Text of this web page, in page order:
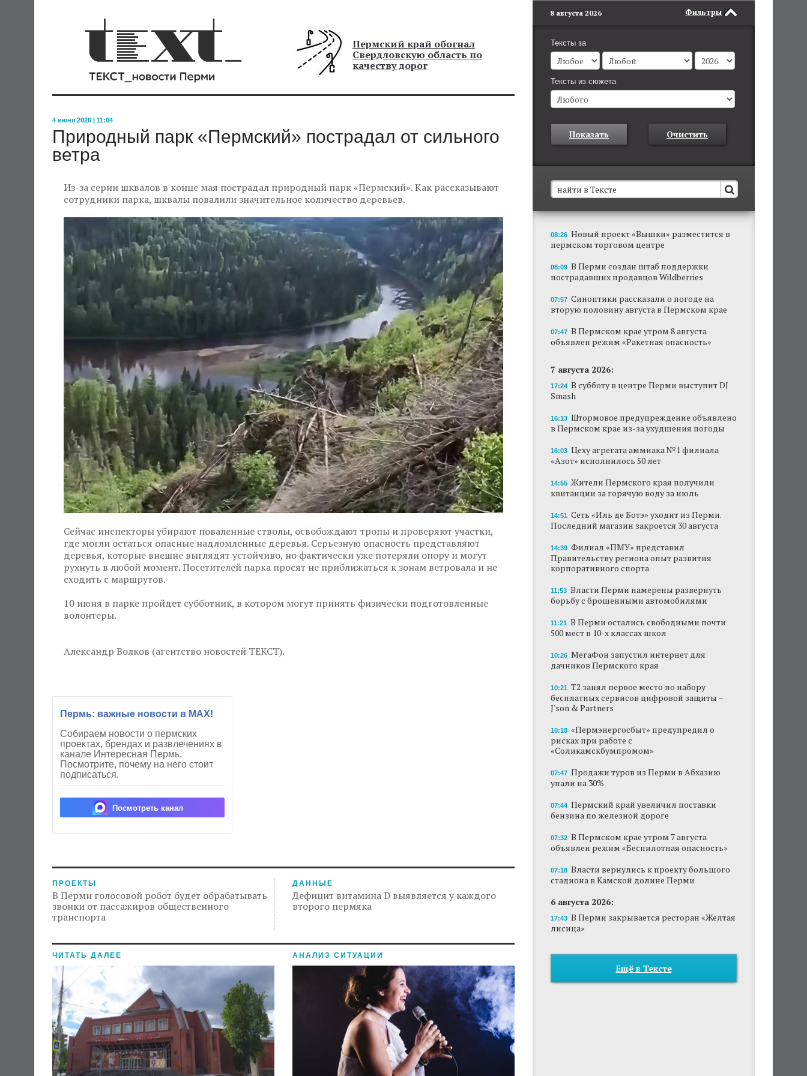
Пермский край обогнал
Свердловскую область по
качеству дорог
4 июня 2026 | 11:04
Природный парк «Пермский» пострадал от сильного
ветра
Из-за серии шквалов в конце мая пострадал природный парк «Пермский». Как рассказывают
сотрудники парка, шквалы повалили значительное количество деревьев.
Сейчас инспекторы убирают поваленные стволы, освобождают тропы и проверяют участки,
где могли остаться опасные надломленные деревья. Серьезную опасность представляют
деревья, которые внешне выглядят устойчиво, но фактически уже потеряли опору и могут
рухнуть в любой момент. Посетителей парка просят не приближаться к зонам ветровала и не
сходить с маршрутов.
10 июня в парке пройдет субботник, в котором могут принять физически подготовленные
волонтеры.
Александр Волков (агентство новостей ТЕКСТ).
Пермь: важные новости в MAX!
Собираем новости о пермских
проектах, брендах и развлечениях в
канале Интересная Пермь.
Посмотрите, почему на него стоит
подписаться.
Посмотреть канал
ПРОЕКТЫ
В Перми голосовой робот будет обрабатывать
звонки от пассажиров общественного
транспорта
ДАННЫЕ
Дефицит витамина D выявляется у каждого
второго пермяка
ЧИТАТЬ ДАЛЕЕ АНАЛИЗ СИТУАЦИИ
Фильтры
8 августа 2026
Тексты за
Тексты из сюжета
Показать Очистить
В Пермском крае установят новые станции
обнаружения беспилотников
Они используются для обнаружения и
отслеживания БПЛА в воздухе.
Новый проект «Вышки» разместится в
пермском торговом центре
пострадавших продавцов Wildberries
Сеть «Иль де Ботэ» уходит из Перми
Власти Перми намерены развернуть борьбу
с брошенными автомобилями
Продажи туров из Перми в Абхазию упали
на 30%
стадиона в Камской долине Перми
08:26 Новый проект «Вышки» разместится в
пермском торговом центре
08:09 В Перми создан штаб поддержки
пострадавших продавцов Wildberries
07:57 Синоптики рассказали о погоде на
вторую половину августа в Пермском крае
07:47 В Пермском крае утром 8 августа
объявлен режим «Ракетная опасность»
7 августа 2026:
17:24 В субботу в центре Перми выступит DJ
Smash
16:13 Штормовое предупреждение объявлено
в Пермском крае из-за ухудшения погоды
16:03 Цеху агрегата аммиака №1 филиала
«Азот» исполнилось 50 лет
14:55 Жители Пермского края получили
квитанции за горячую воду за июль
14:51 Сеть «Иль де Ботэ» уходит из Перми.
Последний магазин закроется 30 августа
14:39 Филиал «ПМУ» представил
Правительству региона опыт развития
корпоративного спорта
11:53 Власти Перми намерены развернуть
борьбу с брошенными автомобилями
11:21 В Перми остались свободными почти
500 мест в 10-х классах школ
10:26 МегаФон запустил интернет для
дачников Пермского края
10:21 Т2 занял первое место по набору
бесплатных сервисов цифровой защиты –
J'son & Partners
10:18 «Пермэнергосбыт» предупредил о
рисках при работе с
«Соликамскбумпромом»
07:47 Продажи туров из Перми в Абхазию
упали на 30%
07:44 Пермский край увеличил поставки
бензина по железной дороге
07:32 В Пермском крае утром 7 августа
объявлен режим «Беспилотная опасность»
07:18 Власти вернулись к проекту большого
стадиона в Камской долине Перми
6 августа 2026:
17:43 В Перми закрывается ресторан «Желтая
лисица»
Ещё в Тексте